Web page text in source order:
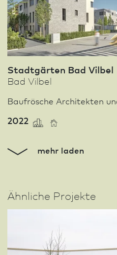
Stadtgärten Bad Vilbel
Bad Vilbel
Baufrösche Architekten
2022
mehr laden
Ähnliche Projekte